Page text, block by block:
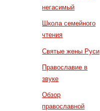
негасимый
Школа семейного
чтения
Святые жены Руси
Православие в
звуке
Обзор
православной